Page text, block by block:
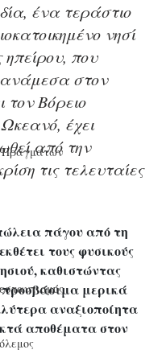
ένα τεράστιο
νησί
ηπείρου, που
ανάμεσα στον
τον Βόρειο
έχει
από την
τις τελευταίες
πάγου από τη
τους φυσικούς
καθιστώντας
μερικά
αναξιοποίητα
αποθέματα στον